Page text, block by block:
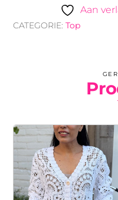
Aan
CATEGORIE:Top